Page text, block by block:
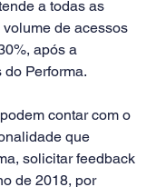
a todas as
de acessos
após a
Performa.
contar com o
que
solicitar feedback
de 2018, por